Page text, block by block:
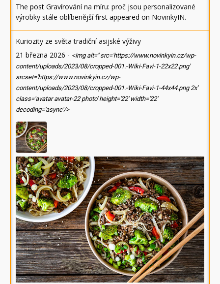
The post Gravírování na míru: proč jsou personalizované
výrobky stále oblíbenějšífirst appeared on NovinkyIN.
Kuriozity ze světa tradiční asijské výživy
21 března 2026 - <img alt='' src='https://www.novinkyin.cz/wp-
content/uploads/2023/08/cropped-001.-Wiki-Favi-1-22x22.png'
srcset='https://www.novinkyin.cz/wp-
content/uploads/2023/08/cropped-001.-Wiki-Favi-1-44x44.png 2x'
class='avatar avatar-22 photo' height='22' width='22'
decoding='async'/>